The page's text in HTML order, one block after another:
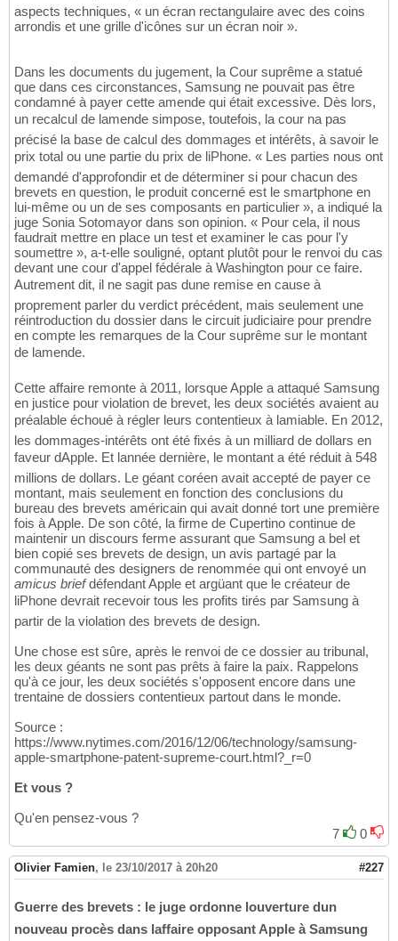
aspects techniques, « un écran rectangulaire avec des coins
arrondis et une grille d'icônes sur un écran noir ».
Dans les documents du jugement, la Cour suprême a statué
que dans ces circonstances, Samsung ne pouvait pas être
condamné à payer cette amende qui était excessive. Dès lors,
un recalcul de lamende simpose, toutefois, la cour na pas
précisé la base de calcul des dommages et intérêts, à savoir le
prix total ou une partie du prix de liPhone. « Les parties nous ont
demandé d'approfondir et de déterminer si pour chacun des
brevets en question, le produit concerné est le smartphone en
lui-même ou un de ses composants en particulier », a indiqué la
juge Sonia Sotomayor dans son opinion. « Pour cela, il nous
faudrait mettre en place un test et examiner le cas pour l'y
soumettre », a-t-elle souligné, optant plutôt pour le renvoi du cas
devant une cour d'appel fédérale à Washington pour ce faire.
Autrement dit, il ne sagit pas dune remise en cause à
proprement parler du verdict précédent, mais seulement une
réintroduction du dossier dans le circuit judiciaire pour prendre
en compte les remarques de la Cour suprême sur le montant
de lamende.
Cette affaire remonte à 2011, lorsque Apple a attaqué Samsung
en justice pour violation de brevet, les deux sociétés avaient au
préalable échoué à régler leurs contentieux à lamiable. En 2012,
les dommages-intérêts ont été fixés à un milliard de dollars en
faveur dApple. Et lannée dernière, le montant a été réduit à 548
millions de dollars. Le géant coréen avait accepté de payer ce
montant, mais seulement en fonction des conclusions du
bureau des brevets américain qui avait donné tort une première
fois à Apple. De son côté, la firme de Cupertino continue de
maintenir un discours ferme assurant que Samsung a bel et
bien copié ses brevets de design, un avis partagé par la
communauté des designers de renommée qui ont envoyé un
amicus briefdéfendant Apple et argüant que le créateur de
liPhone devrait recevoir tous les profits tirés par Samsung à
partir de la violation des brevets de design.
Une chose est sûre, après le renvoi de ce dossier au tribunal,
les deux géants ne sont pas prêts à faire la paix. Rappelons
qu'à ce jour, les deux sociétés s'opposent encore dans une
trentaine de dossiers contentieux partout dans le monde.
Source :
https://www.nytimes.com/2016/12/06/technology/samsung-
apple-smartphone-patent-supreme-court.html?_r=0
Et vous ?
Qu'en pensez-vous ?
7
0
Olivier Famien, le 23/10/2017 à 20h20 #227
Guerre des brevets : le juge ordonne louverture dun
nouveau procès dans laffaire opposant Apple à Samsung